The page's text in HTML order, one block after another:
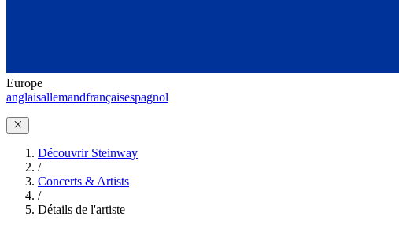
Europe
anglaisallemandfrançaisespagnol
Découvrir Steinway
/
Concerts & Artists
/
Détails de l'artiste